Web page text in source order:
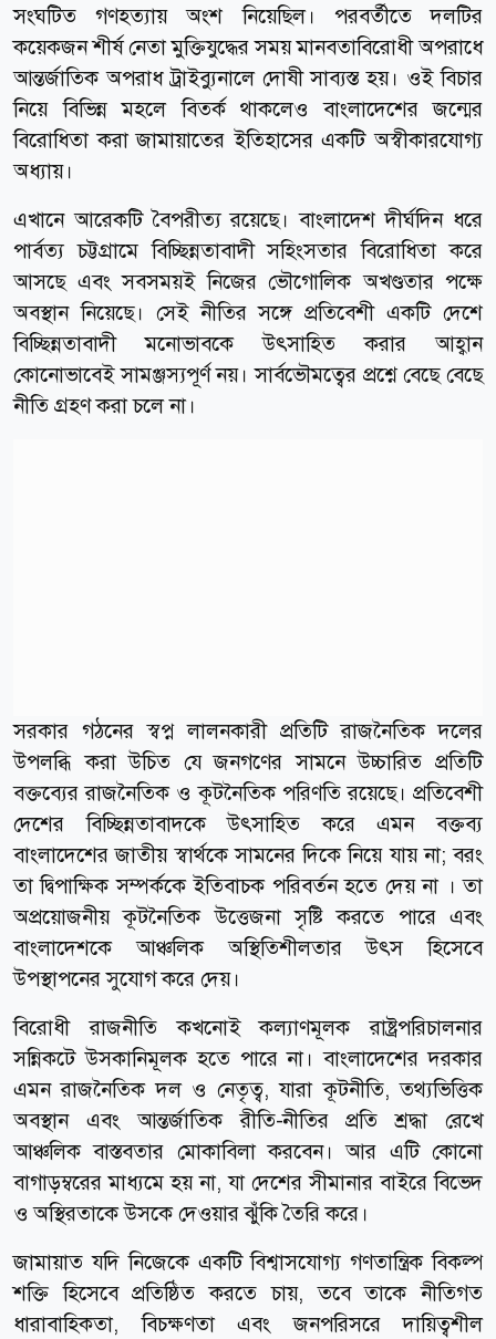
সংঘটিত গণহত্যায় অংশ নিয়েছিল। পরবর্তীতে দলটির
কয়েকজন শীর্ষ নেতা মুক্তিযুদ্ধের সময় মানবতাবিরোধী অপরাধে
আন্তর্জাতিক অপরাধ ট্রাইব্যুনালে দোষী সাব্যস্ত হয়। ওই বিচার
নিয়ে বিভিন্ন মহলে বিতর্ক থাকলেও বাংলাদেশের জন্মের
বিরোধিতা করা জামায়াতের ইতিহাসের একটি অস্বীকারযোগ্য
অধ্যায়।
এখানে আরেকটি বৈপরীত্য রয়েছে। বাংলাদেশ দীর্ঘদিন ধরে
পার্বত্য চট্টগ্রামে বিচ্ছিন্নতাবাদী সহিংসতার বিরোধিতা করে
আসছে এবং সবসময়ই নিজের ভৌগোলিক অখণ্ডতার পক্ষে
অবস্থান নিয়েছে। সেই নীতির সঙ্গে প্রতিবেশী একটি দেশে
বিচ্ছিন্নতাবাদী মনোভাবকে উৎসাহিত করার আহ্বান
কোনোভাবেই সামঞ্জস্যপূর্ণ নয়। সার্বভৌমত্বের প্রশ্নে বেছে বেছে
নীতি গ্রহণ করা চলে না।
সরকার গঠনের স্বপ্ন লালনকারী প্রতিটি রাজনৈতিক দলের
উপলব্ধি করা উচিত যে জনগণের সামনে উচ্চারিত প্রতিটি
বক্তব্যের রাজনৈতিক ও কূটনৈতিক পরিণতি রয়েছে। প্রতিবেশী
দেশের বিচ্ছিন্নতাবাদকে উৎসাহিত করে এমন বক্তব্য
বাংলাদেশের জাতীয় স্বার্থকে সামনের দিকে নিয়ে যায় না; বরং
তা দ্বিপাক্ষিক সম্পর্ককে ইতিবাচক পরিবর্তন হতে দেয় না । তা
অপ্রয়োজনীয় কূটনৈতিক উত্তেজনা সৃষ্টি করতে পারে এবং
বাংলাদেশকে আঞ্চলিক অস্থিতিশীলতার উৎস হিসেবে
উপস্থাপনের সুযোগ করে দেয়।
বিরোধী রাজনীতি কখনোই কল্যাণমূলক রাষ্ট্রপরিচালনার
সন্নিকটে উসকানিমূলক হতে পারে না। বাংলাদেশের দরকার
এমন রাজনৈতিক দল ও নেতৃত্ব, যারা কূটনীতি, তথ্যভিত্তিক
অবস্থান এবং আন্তর্জাতিক রীতি-নীতির প্রতি শ্রদ্ধা রেখে
আঞ্চলিক বাস্তবতার মোকাবিলা করবেন। আর এটি কোনো
বাগাড়ম্বরের মাধ্যমে হয় না, যা দেশের সীমানার বাইরে বিভেদ
ও অস্থিরতাকে উসকে দেওয়ার ঝুঁকি তৈরি করে।
জামায়াত যদি নিজেকে একটি বিশ্বাসযোগ্য গণতান্ত্রিক বিকল্প
শক্তি হিসেবে প্রতিষ্ঠিত করতে চায়, তবে তাকে নীতিগত
ধারাবাহিকতা, বিচক্ষণতা এবং জনপরিসরে দায়িত্বশীল